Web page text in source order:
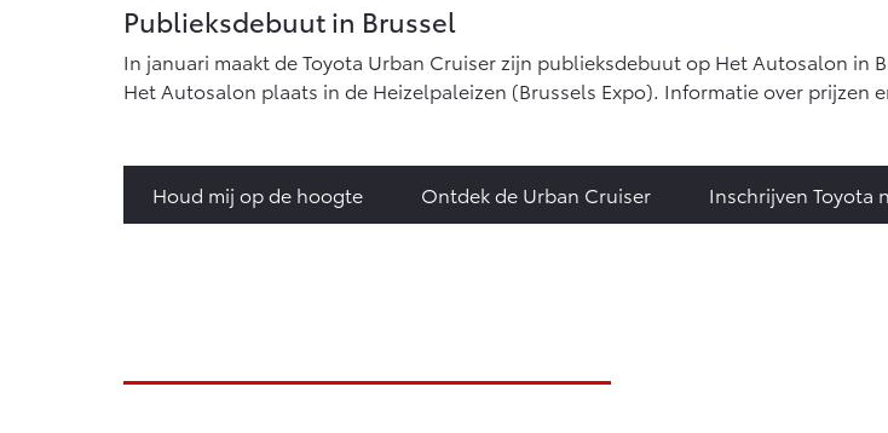
Publieksdebuut in Brussel
In januari maakt de Toyota Urban Cruiser zijn publieksdebuut op Het Autosalon in
Het Autosalon plaats in de Heizelpaleizen (Brussels Expo). Informatie over
Houd mij op de hoogte Ontdek de Urban Cruiser Inschrijven Toyota